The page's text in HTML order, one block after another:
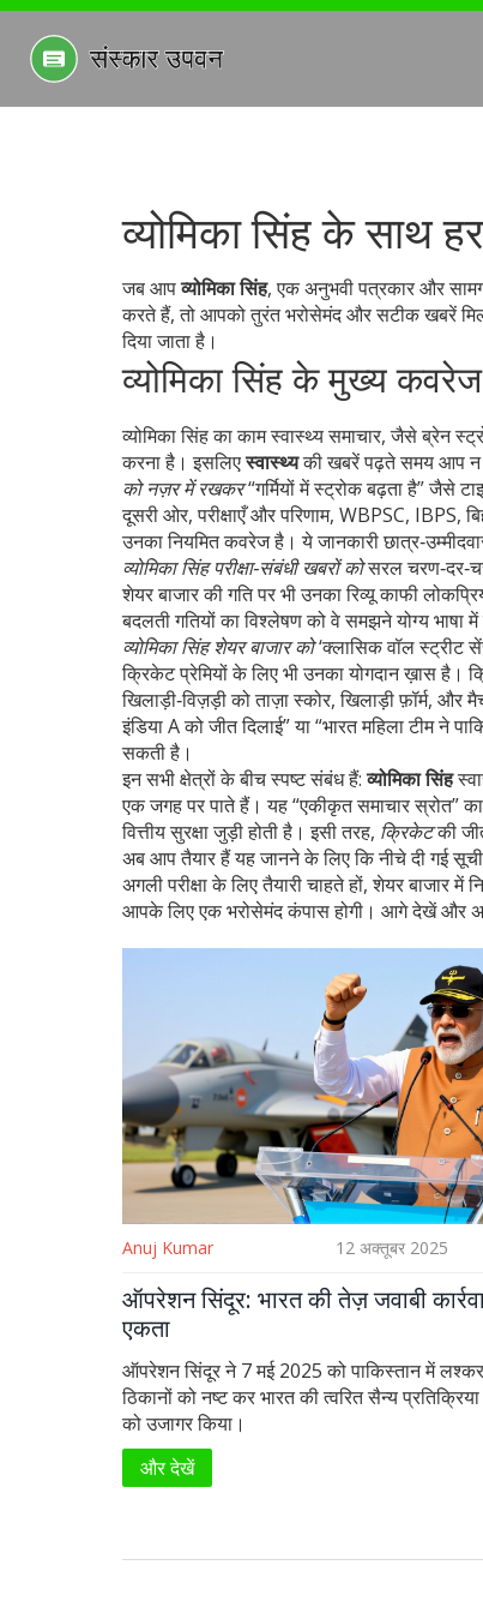
व्योमिका सिंह के साथ
जब आपव्योमिका सिंह,एक अनुभवी पत्रकार और
करते हैं, तो आपको तुरंत भरोसेमंद और सटीक खबरें
दिया जाता है।
व्योमिका सिंह के मुख्य कवरेज
व्योमिका सिंह का कामस्वास्थ्य समाचार,जैसे ब्रेन
करना है। इसलिएस्वास्थ्यकी खबरें पढ़ते समय आप न
को नज़र में रखकर“गर्मियों में स्ट्रोक बढ़ता है” जैसे
दूसरी ओर,परीक्षाएँ और परिणाम, WBPSC, IBPS,
उनका नियमित कवरेज है। ये जानकारी
व्योमिका सिंह परीक्षा‑संबंधी खबरों कोसरल
शेयर बाजार की गति पर भी उनका रिव्यू काफी
बदलती गतियों का विश्लेषणको वे समझने योग्य
व्योमिका सिंह शेयर बाजार को‘क्लासिक वॉल स्ट्रीट
क्रिकेट प्रेमियों के लिए भी उनका योगदान ख़ास है।
खिलाड़ी‑विज़ड़ीको ताज़ा स्कोर, खिलाड़ी फ़ॉर्म,
इंडिया A को जीत दिलाई” या “भारत महिला टीम ने
सकती है।
इन सभी क्षेत्रों के बीच स्पष्ट संबंध हैं:व्योमिका सिंह
एक जगह पर पाते हैं। यह “एकीकृत समाचार स्रोत” का
वित्तीय सुरक्षा जुड़ी होती है। इसी तरह, क्रिकेटकी
अब आप तैयार हैं यह जानने के लिए कि नीचे दी गई
अगली परीक्षा के लिए तैयारी चाहते हों, शेयर बाजार
आपके लिए एक भरोसेमंद कंपास होगी। आगे देखें और
Anuj Kumar 12 अक्तूबर 2025
ऑपरेशन सिंदूर: भारत की तेज़ जवाबी
एकता
ऑपरेशन सिंदूर ने 7 मई 2025 को पाकिस्तान में
ठिकानों को नष्ट कर भारत की त्वरित सैन्य
को उजागर किया।
और देखें